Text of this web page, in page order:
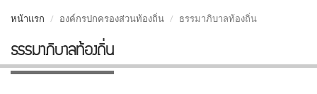
หน้าแรก องค์กรปกครองส่วนท้องถิ่น ธรรมาภิบาลท้องถิ่น
ธรรมาภิบาลท้องถิ่น